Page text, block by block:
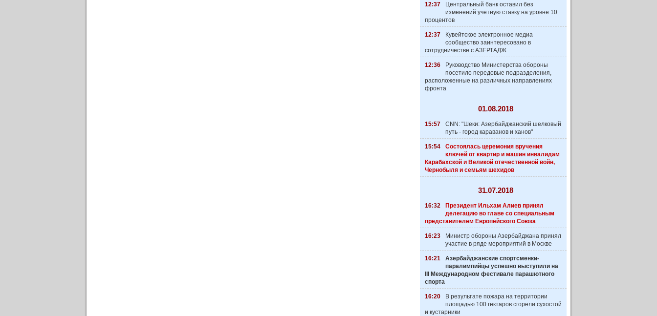
12:37
Центральный банк оставил без
изменений учетную ставку на уровне 10
процентов
12:37
Кувейтское электронное медиа
сообщество заинтеpесовано в
сотрудничестве с АЗЕРТАДЖ
12:36
Руководство Министерства обороны
посетило передовые подразделения,
расположенные на различных направлениях
фронта
01.08.2018
15:57
CNN: "Шеки: Азербайджанский шелковый
путь - город караванов и ханов"
15:54
Состоялась церемония вручения
ключей от квартир и машин инвалидам
Карабахской и Великой отечественной войн,
Чернобыля и семьям шехидов
31.07.2018
16:32
Президент Ильхам Алиев принял
делегацию во главе со специальным
представителем Европейского Союза
16:23
Министр обороны Азербайджана принял
участие в ряде мероприятий в Москве
16:21
Азербайджанские спортсменки-
паралимпийцы успешно выступили на
III Международном фестивале парашютного
спорта
16:20
В результате пожара на территории
площадью 100 гектаров сгорели сухостой
и кустарники